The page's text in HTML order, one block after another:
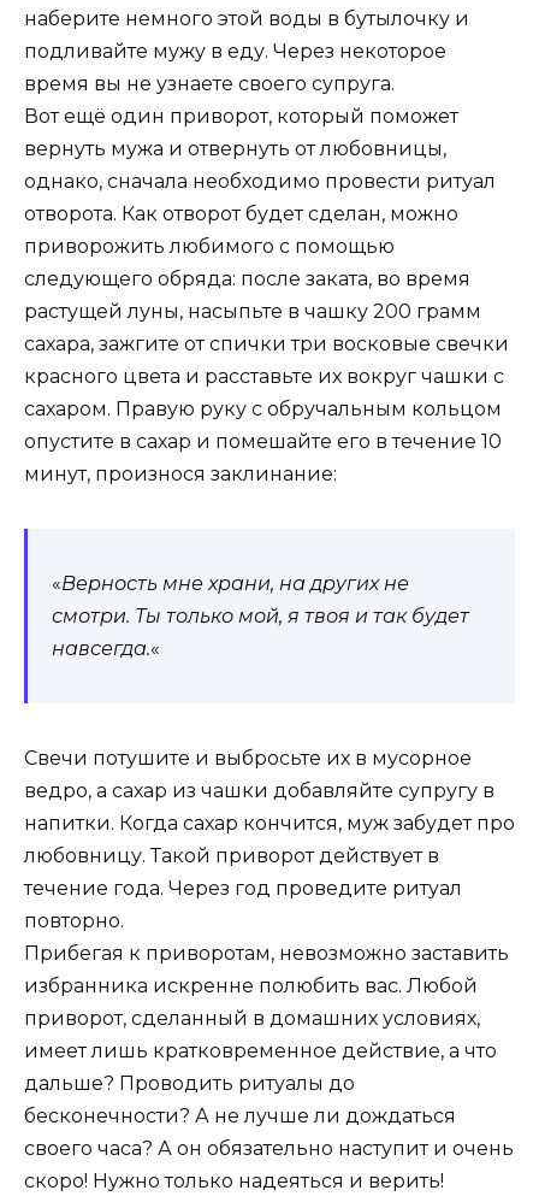
наберите немного этой воды в бутылочку и
подливайте мужу в еду. Через некоторое
время вы не узнаете своего супруга.
Вот ещё один приворот, который поможет
вернуть мужа и отвернуть от любовницы,
однако, сначала необходимо провести ритуал
отворота. Как отворот будет сделан, можно
приворожить любимого с помощью
следующего обряда: после заката, во время
растущей луны, насыпьте в чашку 200 грамм
сахара, зажгите от спички три восковые свечки
красного цвета и расставьте их вокруг чашки с
сахаром. Правую руку с обручальным кольцом
опустите в сахар и помешайте его в течение 10
минут, произнося заклинание:
«Верность мне храни, на других не
смотри. Ты только мой, я твоя и так будет
навсегда.«
Свечи потушите и выбросьте их в мусорное
ведро, а сахар из чашки добавляйте супругу в
напитки. Когда сахар кончится, муж забудет про
любовницу. Такой приворот действует в
течение года. Через год проведите ритуал
повторно.
Прибегая к приворотам, невозможно заставить
избранника искренне полюбить вас. Любой
приворот, сделанный в домашних условиях,
имеет лишь кратковременное действие, а что
дальше? Проводить ритуалы до
бесконечности? А не лучше ли дождаться
своего часа? А он обязательно наступит и очень
скоро! Нужно только надеяться и верить!